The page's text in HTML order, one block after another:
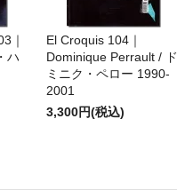
｜
ハ
El Croquis 104｜
Dominique Perrault / ド
ミニク・ペロー 1990-
2001
3,300円(税込)